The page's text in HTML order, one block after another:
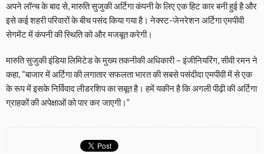
अपने लॉन्च के बाद से, मारुति सुजुकी अर्टिगा कंपनी के लिए एक हिट कार बनी हुई है और
इसे कई शहरी परिवारों के बीच पसंद किया गया है। नेक्स्ट-जेनरेशन अर्टिगा एमपीवी
सेगमेंट में कंपनी की स्थिति को और मजबूत करेगी।
मारुति सुजुकी इंडिया लिमिटेड के मुख्य तकनीकी अधिकारी – इंजीनियरिंग, सीवी रमन ने
कहा, “बाजार में अर्टिगा की लगातार सफलता भारत की सबसे पसंदीदा एमपीवी में से एक
के रूप में इसके निर्विवाद लीडरशिप का सबूत है। हमें यकीन है कि अगली पीढ़ी की अर्टिगा
ग्राहकों की अपेक्षाओं को पार कर जाएगी।”